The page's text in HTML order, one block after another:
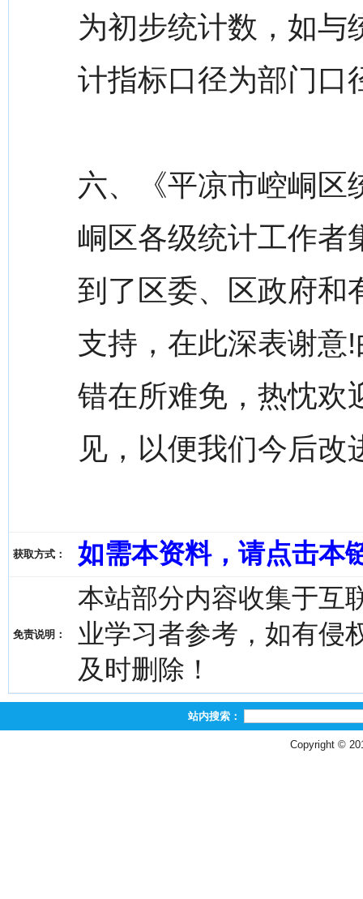
为初步统计数，如与
计指标口径为部门口
六、《平凉市崆峒区
峒区各级统计工作者
到了区委、区政府和
支持，在此深表谢意
错在所难免，热忱欢
见，以便我们今后改
获取方式： 如需本资料，请点击本
免责说明：
本站部分内容收集于互
业学习者参考，如有侵
及时删除！
站内搜索：
Copyright ©